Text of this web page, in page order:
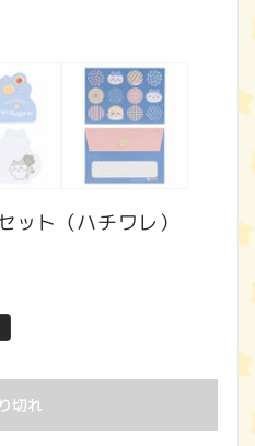
ット（ハチワレ）
切れ